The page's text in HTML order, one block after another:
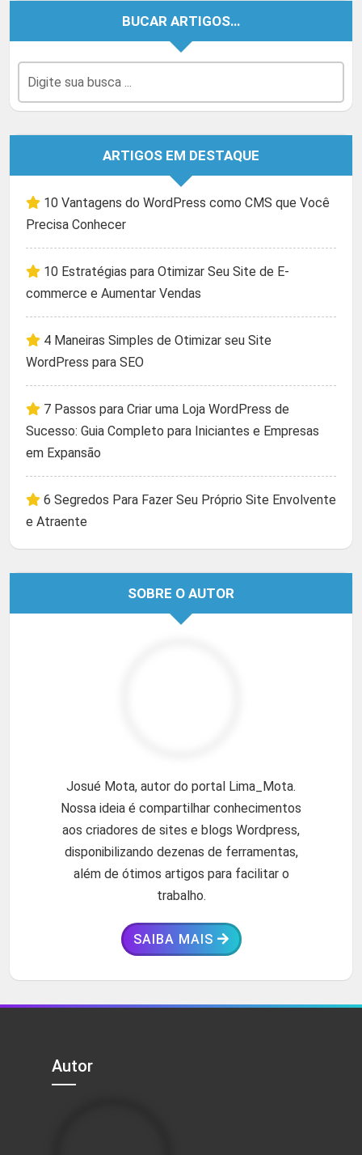
BUCAR ARTIGOS…
ARTIGOS EM DESTAQUE
10 Vantagens do WordPress como CMS que Você
Precisa Conhecer
10 Estratégias para Otimizar Seu Site de E-
commerce e Aumentar Vendas
4 Maneiras Simples de Otimizar seu Site
WordPress para SEO
7 Passos para Criar uma Loja WordPress de
Sucesso: Guia Completo para Iniciantes e Empresas
em Expansão
6 Segredos Para Fazer Seu Próprio Site Envolvente
e Atraente
SOBRE O AUTOR
Josué Mota, autor do portal Lima_Mota.
Nossa ideia é compartilhar conhecimentos
aos criadores de sites e blogs Wordpress,
disponibilizando dezenas de ferramentas,
além de ótimos artigos para facilitar o
trabalho.
SAIBA MAIS
Autor